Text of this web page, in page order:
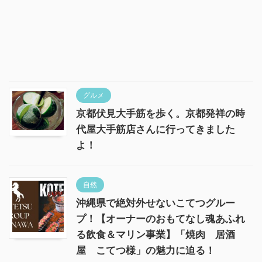
グルメ
京都伏見大手筋を歩く。京都発祥の時
代屋大手筋店さんに行ってきました
よ！
自然
沖縄県で絶対外せないこてつグルー
プ！【オーナーのおもてなし魂あふれ
る飲食＆マリン事業】「焼肉 居酒
屋 こてつ様」の魅力に迫る！